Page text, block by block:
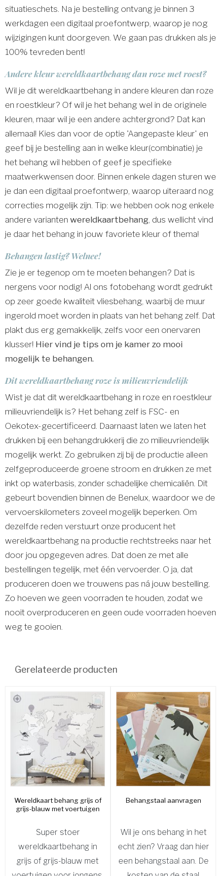
situatieschets. Na je bestelling ontvang je binnen 3
werkdagen een digitaal proefontwerp, waarop je nog
wijzigingen kunt doorgeven. We gaan pas drukken als je
100% tevreden bent!
Andere kleur wereldkaartbehang dan roze met roest?
Wil je dit wereldkaartbehang in andere kleuren dan roze
en roestkleur? Of wil je het behang wel in de originele
kleuren, maar wil je een andere achtergrond? Dat kan
allemaal! Kies dan voor de optie 'Aangepaste kleur' en
geef bij je bestelling aan in welke kleur(combinatie) je
het behang wil hebben of geef je specifieke
maatwerkwensen door. Binnen enkele dagen sturen we
je dan een digitaal proefontwerp, waarop uiteraard nog
correcties mogelijk zijn. Tip: we hebben ook nog enkele
andere varianten wereldkaartbehang, dus wellicht vind
je daar het behang in jouw favoriete kleur of thema!
Behangen lastig? Welnee!
Zie je er tegenop om te moeten behangen? Dat is
nergens voor nodig! Al ons fotobehang wordt gedrukt
op zeer goede kwaliteit vliesbehang, waarbij de muur
ingerold moet worden in plaats van het behang zelf. Dat
plakt dus erg gemakkelijk, zelfs voor een onervaren
klusser! Hier vind je tips om je kamer zo mooi
mogelijk te behangen.
Dit wereldkaartbehang roze is milieuvriendelijk
Wist je dat dit wereldkaartbehang in roze en roestkleur
milieuvriendelijk is? Het behang zelf is FSC- en
Oekotex-gecertificeerd. Daarnaast laten we laten het
drukken bij een behangdrukkerij die zo milieuvriendelijk
mogelijk werkt. Zo gebruiken zij bij de productie alleen
zelfgeproduceerde groene stroom en drukken ze met
inkt op waterbasis, zonder schadelijke chemicaliën. Dit
gebeurt bovendien binnen de Benelux, waardoor we de
vervoerskilometers zoveel mogelijk beperken. Om
dezelfde reden verstuurt onze producent het
wereldkaartbehang na productie rechtstreeks naar het
door jou opgegeven adres. Dat doen ze met alle
bestellingen tegelijk, met één vervoerder. O ja, dat
produceren doen we trouwens pas ná jouw bestelling.
Zo hoeven we geen voorraden te houden, zodat we
nooit overproduceren en geen oude voorraden hoeven
weg te gooien.
Gerelateerde producten
Wereldkaart behang grijs of
grijs-blauw met voertuigen
Super stoer
wereldkaartbehang in
grijs of grijs-blauw met
Behangstaal aanvragen
Wil je ons behang in het
echt zien? Vraag dan hier
een behangstaal aan. De